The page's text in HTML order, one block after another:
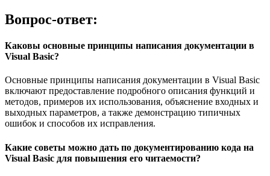
Вопрос-ответ:
Каковы основные принципы написания документации в
Visual Basic?
Основные принципы написания документации в Visual Basic
включают предоставление подробного описания функций и
методов, примеров их использования, объяснение входных и
выходных параметров, а также демонстрацию типичных
ошибок и способов их исправления.
Какие советы можно дать по документированию кода на
Visual Basic для повышения его читаемости?